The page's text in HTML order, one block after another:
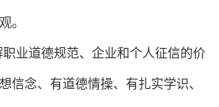
。
职业道德规范、企业和个人征信的价
信念、有道德情操、有扎实学识、